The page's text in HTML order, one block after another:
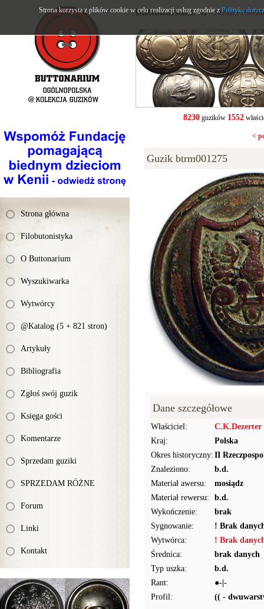
Strona główna
Filobutonistyka
O Buttonarium
Wyszukiwarka
Wytwórcy
@Katalog (5 + 821 stron)
Artykuły
Bibliografia
Zgłoś swój guzik
Księga gości
Komentarze
Sprzedam guziki
SPRZEDAM RÓŻNE
Forum
Linki
Kontakt
buttonarium.eu- Strona
8230guzików 1552
<
Guzik btrm001275
Dane szczegółowe
Właściciel:
C.K.Dezerter
Kraj:
Polska
Okres historyczny: II
Znaleziono:
b.d.
Materiał awersu:
mosiądz
Materiał rewersu:
b.d.
Wykończenie:
brak
Sygnowanie:
! Brak
Wytwórca:
! Brak
Średnica:
brak danych
Typ uszka:
b.d.
Rant:
●-|-
Profil:
(( -
Strona korzysta z plików cookie w celu realizacji usług zgodnie zPolityką